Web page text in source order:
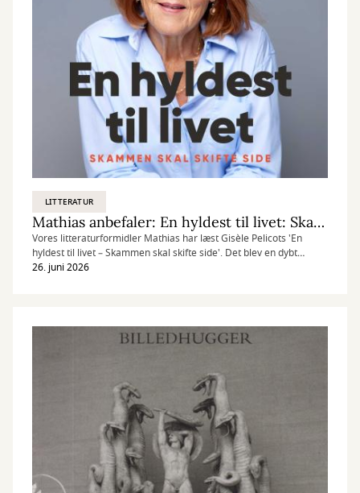
LITTERATUR
Mathias anbefaler: En hyldest til livet: Skammen skal skifte side
Vores litteraturformidler Mathias har læst Gisèle Pelicots 'En
hyldest til livet – Skammen skal skifte side'. Det blev en dybt
bevægende læseoplevelse om, hvad der bliver tilbage, når et
sandhed, som rækker langt ud over hendes egen: at skammen
aldrig tilhører den krænkede, men den, der krænker.
26. juni 2026